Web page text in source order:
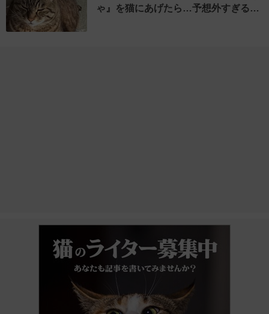
ゃ』を猫にあげたら…予想外すぎる…